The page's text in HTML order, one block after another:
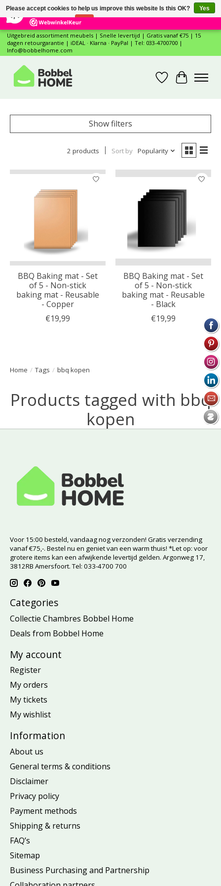
12 Reviews ×
Uitgebreid assortiment meubels | Snelle levertijd | Gratis vanaf €75 | 15
dagen retourgarantie | iDEAL · Klarna · PayPal | Tel: 033-4700700 |
Info@bobbelhome.com
WishlistCart
Home / Tags / bbq kopen
Products tagged with bbq
kopen
Show filters
2 products Sort by Popularity
BBQ Baking mat - Set
of 5 - Non-stick
baking mat - Reusable
- Copper
€19,99
BBQ Baking mat - Set
of 5 - Non-stick
baking mat - Reusable
- Black
€19,99
Voor 15:00 besteld, vandaag nog verzonden! Gratis verzending
vanaf €75,-. Bestel nu en geniet van een warm thuis! *Let op: voor
grotere items kan een afwijkende levertijd gelden. Argonweg 17,
3812RB Amersfoort. Tel: 033-4700 700
Categories
Collectie Chambres Bobbel Home
Deals from Bobbel Home
My account
Register
My orders
My tickets
My wishlist
Information
About us
General terms & conditions
Disclaimer
Privacy policy
Payment methods
Shipping & returns
FAQ’s
Sitemap
Business Purchasing and Partnership
Please accept cookies to help us improve this website Is this OK?
Yes
No